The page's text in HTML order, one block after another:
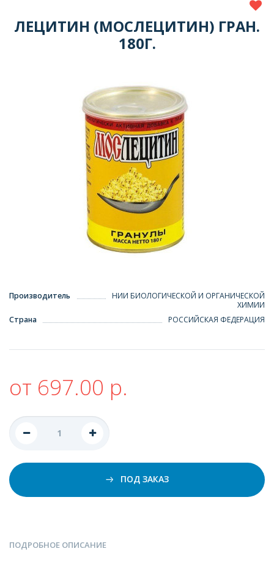
ЛЕЦИТИН (МОСЛЕЦИТИН) ГРАН.
180Г.
Производитель
НИИ БИОЛОГИЧЕСКОЙ И ОРГАНИЧЕСКОЙ
ХИМИИ
Страна
РОССИЙСКАЯ ФЕДЕРАЦИЯ
от 697.00 р.
ПОД ЗАКАЗ
ПОДРОБНОЕ ОПИСАНИЕ